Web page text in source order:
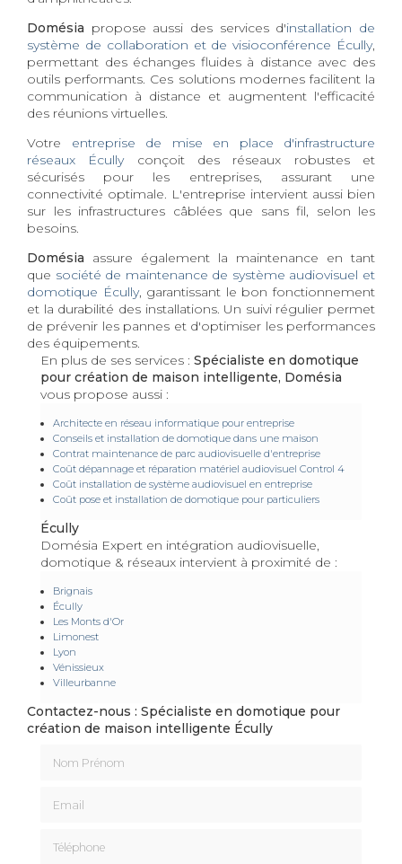
Domésia propose aussi des services d'installation de
système de collaboration et de visioconférence Écully,
permettant des échanges fluides à distance avec des
outils performants. Ces solutions modernes facilitent la
communication à distance et augmentent l'efficacité
des réunions virtuelles.
Votre entreprise de mise en place d'infrastructure
réseaux Écullyconçoit des réseaux robustes et
sécurisés pour les entreprises, assurant une
connectivité optimale. L'entreprise intervient aussi bien
sur les infrastructures câblées que sans fil, selon les
besoins.
Domésia assure également la maintenance en tant
que société de maintenance de système audiovisuel et
domotique Écully, garantissant le bon fonctionnement
et la durabilité des installations. Un suivi régulier permet
de prévenir les pannes et d'optimiser les performances
des équipements.
En plus de ses services : Spécialiste en domotique
pour création de maison intelligente, Domésia
vous propose aussi :
Architecte en réseau informatique pour entreprise
Conseils et installation de domotique dans une maison
Contrat maintenance de parc audiovisuelle d'entreprise
Coût dépannage et réparation matériel audiovisuel Control 4
Coût installation de système audiovisuel en entreprise
Coût pose et installation de domotique pour particuliers
Écully
Domésia Expert en intégration audiovisuelle,
domotique & réseaux intervient à proximité de :
Brignais
Écully
Les Monts d'Or
Limonest
Lyon
Vénissieux
Villeurbanne
Contactez-nous : Spécialiste en domotique pour
création de maison intelligente Écully